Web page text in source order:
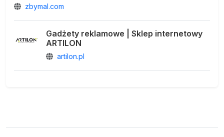
zbymal.com
Gadżety reklamowe | Sklep internetowy
ARTILON
artilon.pl